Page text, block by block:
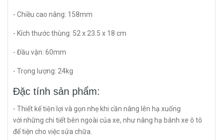
- Chiều cao nâng: 158mm
- Kích thước thùng: 52 x 23.5 x 18 cm
- Đầu vặn: 60mm
- Trọng lượng: 24kg
Đặc tính sản phẩm:
- Thiết kế tiện lợi và gọn nhẹ khi cần nâng lên hạ xuống
với những chi tiết bên ngoài của xe, như nâng hạ bánh xe ô tô
để tiện cho việc sửa chữa.